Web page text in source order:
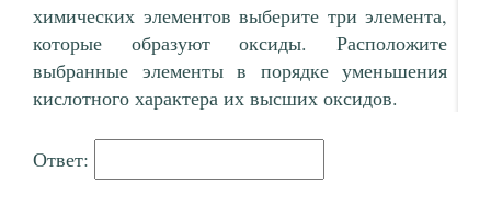
химических элементов выберите три элемента,
которые образуют оксиды. Расположите
выбранные элементы в порядке уменьшения
кислотного характера их высших оксидов.
Ответ: